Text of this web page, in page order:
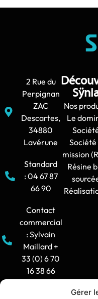
Gérer
2 Rue du
Perpignan
ZAC
Descartes,
34880
Lavérune
Standard
: 04 67 87
66 90
Contact
commercial
: Sylvain
Maillard +
33 (0) 6 70
16 38 66
Nos
Le
Société
mission
Résine